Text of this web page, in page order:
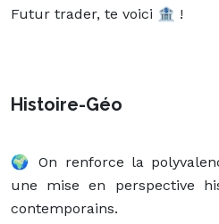
Futur trader, te voici 🏦 !
Histoire-Géo
🌍 On renforce la
une mise en perspective
contemporains.